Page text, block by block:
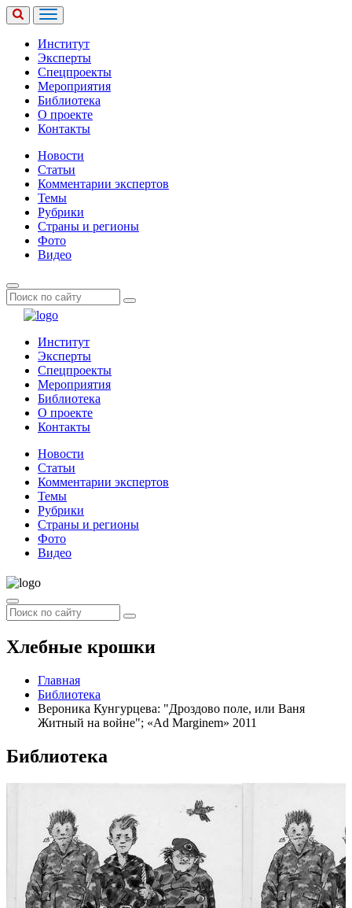
Институт
Эксперты
Спецпроекты
Мероприятия
Библиотека
О проекте
Контакты
Новости
Статьи
Комментарии экспертов
Темы
Рубрики
Страны и регионы
Фото
Видео
Институт
Эксперты
Спецпроекты
Мероприятия
Библиотека
О проекте
Контакты
Новости
Статьи
Комментарии экспертов
Темы
Рубрики
Страны и регионы
Фото
Видео
Хлебные крошки
Главная
Библиотека
Вероника Кунгурцева: "Дроздово поле, или Ваня
Житный на войне"; «Ad Marginem» 2011
Библиотека